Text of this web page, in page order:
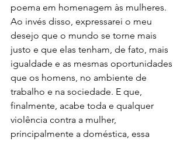
poema em homenagem às mulheres.
Ao invés disso, expressarei o meu
desejo que o mundo se torne mais
justo e que elas tenham, de fato, mais
igualdade e as mesmas oportunidades
que os homens, no ambiente de
trabalho e na sociedade. E que,
finalmente, acabe toda e qualquer
violência contra a mulher,
principalmente a doméstica, essa